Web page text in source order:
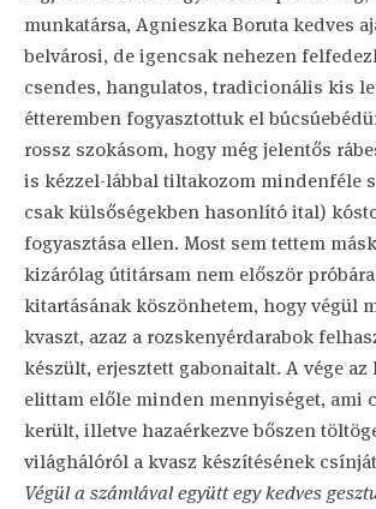
munkatársa, Agnieszka Boruta kedves
belvárosi, de igencsak nehezen
csendes, hangulatos, tradicionális kis
étteremben fogyasztottuk el
rossz szokásom, hogy még jelentős
is kézzel-lábbal tiltakozom mindenféle
csak külsőségekben hasonlító ital)
fogyasztása ellen. Most sem tettem
kizárólag útitársam nem először
kitartásának köszönhetem, hogy végül
kvaszt, azaz a rozskenyérdarabok
készült, erjesztett gabonaitalt. A vége az
elittam előle minden mennyiséget, ami
került, illetve hazaérkezve bőszen
világhálóról a kvasz készítésének
Végül a számlával együtt egy kedves